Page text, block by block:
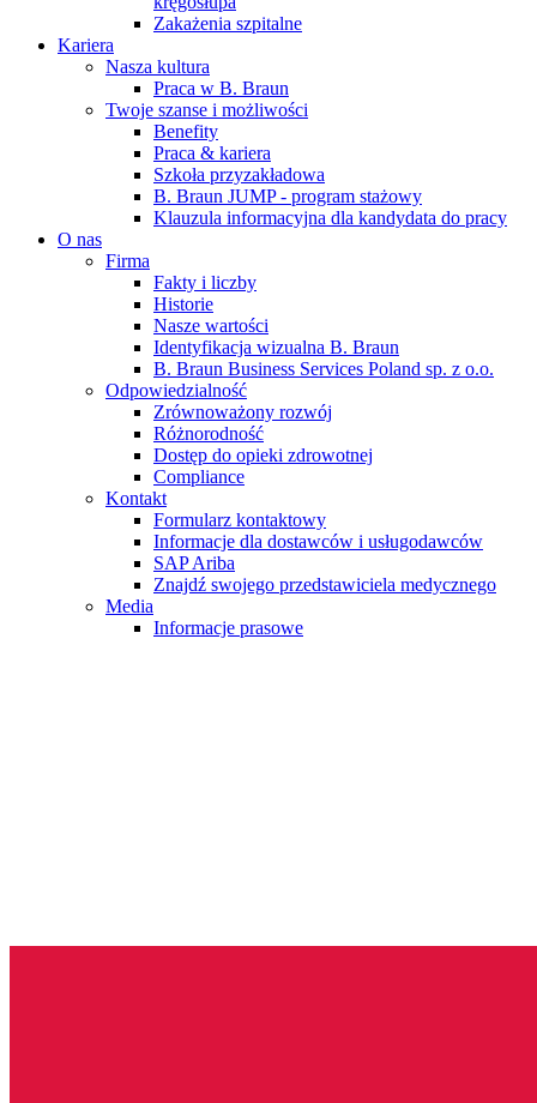
Zakażenia szpitalne
Kariera
Nasza kultura
Praca w B. Braun
Twoje szanse i możliwości
Benefity
Praca & kariera
Szkoła przyzakładowa
B. Braun JUMP - program stażowy
Klauzula informacyjna dla kandydata do pracy
O nas
Firma
Fakty i liczby
Historie
Nasze wartości
Identyfikacja wizualna B. Braun
B. Braun Business Services Poland sp. z o.o.
Odpowiedzialność
Zrównoważony rozwój
Różnorodność
Dostęp do opieki zdrowotnej
Compliance
Kontakt
Formularz kontaktowy
Informacje dla dostawców i usługodawców
SAP Ariba
Znajdź swojego przedstawiciela medycznego
Media
Informacje prasowe